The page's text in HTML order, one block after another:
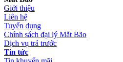
Giới thiệu
Liên hệ
Tuyển dụng
Chính sách đại lý Mắt Bão
Dịch vụ trả trước
Tin tức